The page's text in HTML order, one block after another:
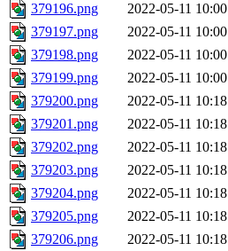
379196.png
2022-05-11 10:00
379197.png
2022-05-11 10:00
379198.png
2022-05-11 10:00
379199.png
2022-05-11 10:00
379200.png
2022-05-11 10:18
379201.png
2022-05-11 10:18
379202.png
2022-05-11 10:18
379203.png
2022-05-11 10:18
379204.png
2022-05-11 10:18
379205.png
2022-05-11 10:18
379206.png
2022-05-11 10:18